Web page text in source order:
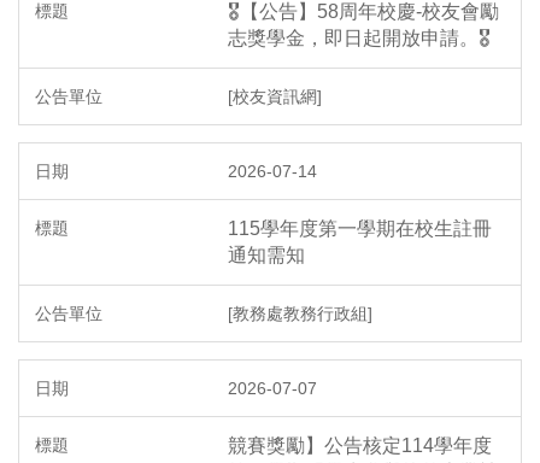
🎖️【公告】58周年校慶-校友會勵
志獎學金，即日起開放申請。🎖️
[校友資訊網]
2026-07-14
115學年度第一學期在校生註冊
通知需知
[教務處教務行政組]
2026-07-07
競賽獎勵】公告核定114學年度